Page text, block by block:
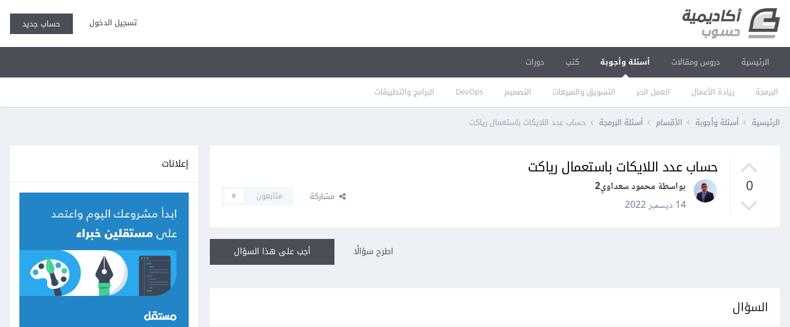
تسجيل الدخول حساب جديد
الرئيسية دروس ومقالات أسئلة وأجوبة
البرمجة ريادة الأعمال العمل الحر التسويق والمبيعات التصميم DevOps البرامج والتطبيقات
كتب دورات
الرئيسية أسئلة وأجوبة الأقسام أسئلة البرمجة حساب عدد اللايكات باستعمال رياكت
0
حساب عدد اللايكات باستعمال رياكت
بواسطة محمود سعداوي2
14 ديسمبر 2022
مشاركة متابعون 0
أجب على هذا السؤال اطرح سؤالًا
السؤال
إعلانات